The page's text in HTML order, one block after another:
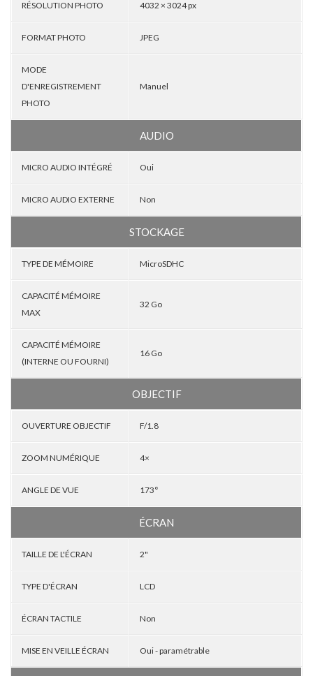
RÉSOLUTION PHOTO 4032 × 3024 px
FORMAT PHOTO JPEG
MODE
D'ENREGISTREMENT
PHOTO
Manuel
AUDIO
MICRO AUDIO INTÉGRÉ Oui
MICRO AUDIO EXTERNE Non
STOCKAGE
TYPE DE MÉMOIRE MicroSDHC
CAPACITÉ MÉMOIRE
MAX
32 Go
CAPACITÉ MÉMOIRE
(INTERNE OU FOURNI)
16 Go
OBJECTIF
OUVERTURE OBJECTIF F/1.8
ZOOM NUMÉRIQUE 4×
ANGLE DE VUE 173°
ÉCRAN
TAILLE DE L'ÉCRAN 2"
TYPE D'ÉCRAN LCD
ÉCRAN TACTILE Non
MISE EN VEILLE ÉCRAN Oui - paramétrable